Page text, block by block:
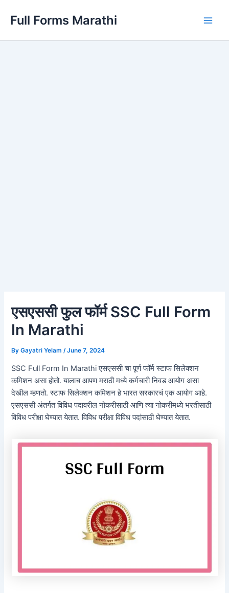
Full Forms Marathi
एसएससी फुल फॉर्म SSC Full Form
In Marathi
ByGayatri Yelam /June 7, 2024
SSC Full Form In Marathi एसएससी चा पूर्ण फॉर्म स्टाफ सिलेक्शन
कमिशन असा होतो. यालाच आपण मराठी मध्ये कर्मचारी निवड आयोग असा
देखील म्हणतो. स्टाफ सिलेक्शन कमिशन हे भारत सरकारचं एक आयोग आहे.
एसएससी अंतर्गत विविध पदावरील नोकरीसाठी आणि त्या नोकरीमध्ये भरतीसाठी
विविध परीक्षा घेण्यात येतात. विविध परीक्षा विविध पदांसाठी घेण्यात येतात.